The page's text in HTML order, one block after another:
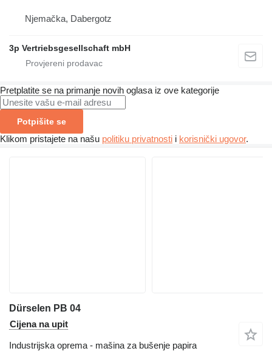
Njemačka, Dabergotz
3p Vertriebsgesellschaft mbH
Pretplatite se na primanje novih oglasa iz ove kategorije
Potpišite se
Klikom pristajete na našu politiku privatnosti i korisnički ugovor.
Dürselen PB 04
Cijena na upit
Industrijska oprema - mašina za bušenje papira